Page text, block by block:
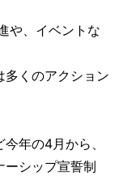
や、イベントな
多くのアクション
年の4月から、
ーシップ宣誓制